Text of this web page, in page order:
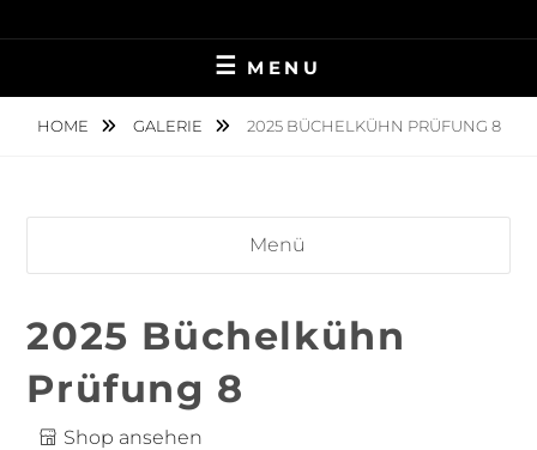
to
NINA MÜNCH
FOTOGRAFIE
MENU
HOME GALERIE 2025 BÜCHELKÜHN PRÜFUNG 8
Menü
2025 Büchelkühn
Prüfung 8
Shop ansehen